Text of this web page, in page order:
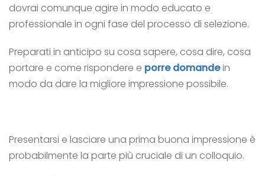
dovrai comunque agire in modo educato e
professionale in ogni fase del processo di selezione.
Preparati in anticipo su cosa sapere, cosa dire, cosa
portare e come rispondere e porre domandein
modo da dare la migliore impressione possibile.
Presentarsi e lasciare una prima buona impressione è
probabilmente la parte più cruciale di un colloquio.